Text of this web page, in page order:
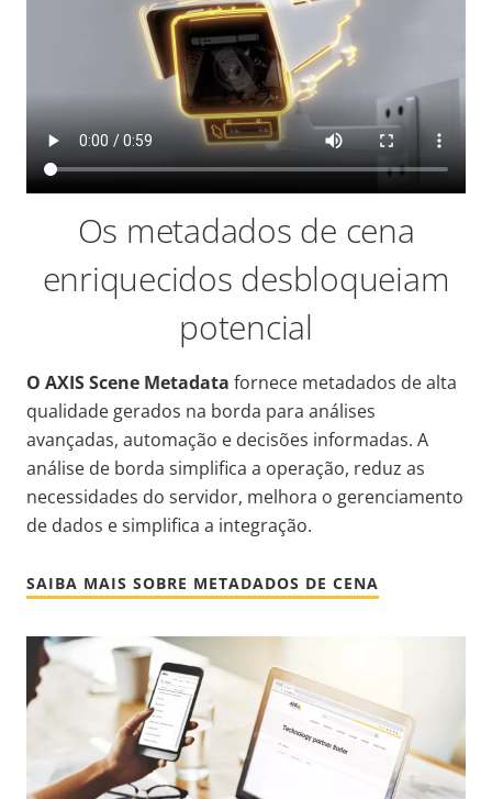
Os metadados de cena
enriquecidos desbloqueiam
potencial
O AXIS Scene Metadata fornece metadados de alta
qualidade gerados na borda para análises
avançadas, automação e decisões informadas. A
análise de borda simplifica a operação, reduz as
necessidades do servidor, melhora o gerenciamento
de dados e simplifica a integração.
SAIBA MAIS SOBRE METADADOS DE CENA